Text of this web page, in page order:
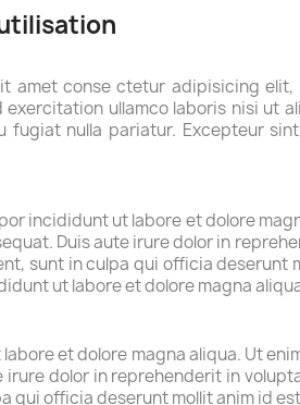
amet conse ctetur adipisicing
exercitation ullamco laboris nisi ut
fugiat nulla pariatur. Excepteur
incididunt ut labore et dolore
Duis aute irure dolor in
sunt in culpa qui officia deserunt
ut labore et dolore magna
et dolore magna aliqua. Ut
irure dolor in reprehenderit in
qui officia deserunt mollit anim id